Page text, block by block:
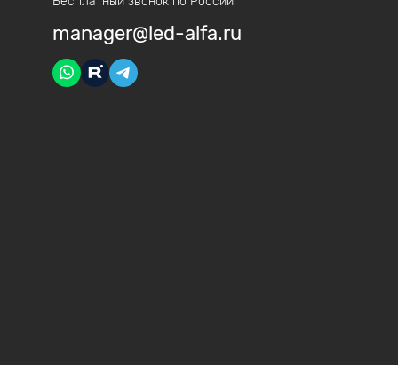
manager@led-alfa.ru